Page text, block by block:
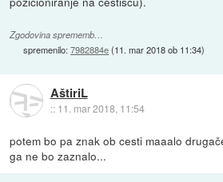
Zgodovina sprememb…
spremenilo:7982884e(11. mar 2018 ob 11:34)
AštiriL
:: 11. mar 2018, 11:54
potem bo pa znak ob cesti maaalo
ga ne bo zaznalo...